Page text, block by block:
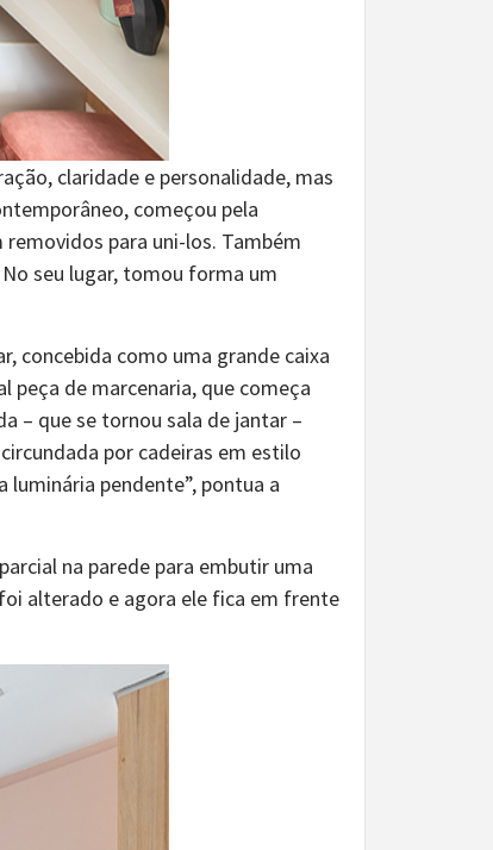
claridade e personalidade, mas
começou pela
para uni-los. Também
seu lugar, tomou forma um
concebida como uma grande caixa
peça de marcenaria, que começa
– que se tornou sala de jantar –
por cadeiras em estilo
pendente”, pontua a
na parede para embutir uma
alterado e agora ele fica em frente